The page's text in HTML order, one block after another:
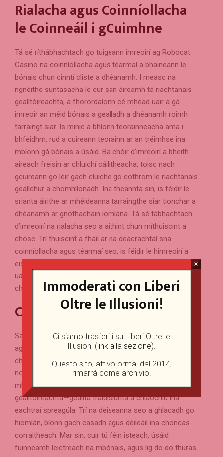
Rialacha agus Coinníollacha
le Coinneáil i gCuimhne
Tá sé ríthábhachtach go tuigeann imreoirí ag Robocat
Casino na coinníollacha agus téarmaí a bhaineann le
bónais chun cinntí cliste a dhéanamh. I measc na
ngnéithe suntasacha le cur san áireamh tá riachtanais
gealltóireachta, a fhorordaíonn cé mhéad uair a gá
imreoir an méid bónais a gealladh a dhéanamh roimh
tarraingt siar. Is minic a bhíonn teorainneacha ama i
bhfeidhm, rud a cuireann teorainn ar an tréimhse ina
mbíonn gá bónais a úsáid. Ba chóir d’imreoirí a bheith
aireach freisin ar chluichí cáilitheacha, toisc nach
gcuireann go léir gach cluiche go cothrom le riachtanais
geallchur a chomhlíonadh. Ina theannta sin, is féidir le
srianta áirithe ar mhéideanna tarraingthe siar tionchar a
dhéanamh ar gnóthachain iomlána. Tá sé tábhachtach
d’imreoirí na rialacha seo a aithint chun míthuiscint a
chosc. Trí thuiscint a fháil ar na deacrachtaí sna
coinníollacha agus téarmaí seo, is féidir le himreoirí a
eispéireas bónais a nascleanúint níos éifeachtúla, ag
uasmhéadú a gcumas agus ag maolú dúshláin gan
choinne.
Conclúid
Sa deireadh thiar thall, ní rud simplí amháin é bónais
agus cóid promo a fháil ag Robocat Casino; is bealach é
chuig ríméad gan teorainn! Le gach ardú céime a
nochtar, d’fhéadfadh imreoirí a mothú amhail is dá
mbeidís siad tar éis teacht ar Grail Naofa na luaíochtaí
gealltóireachta—geallta traidisiúnta a chlaochlú ina
eachtraí spreagúla. Trí na deiseanna seo a ghlacadh go
hiomlán, bíonn gach casadh agus déileáil ina choncas
corraitheach. Mar sin, cuir tú féin isteach, úsáid
fuinneamh leictreach na mbónais, agus lig do do thuras
Immoderati con Liberi
Oltre le Illusioni!
Ci siamo trasferiti su Liberi Oltre le
Illusioni (link alla sezione).
Questo sito, attivo ormai dal 2014,
rimarrá come archivio.
×